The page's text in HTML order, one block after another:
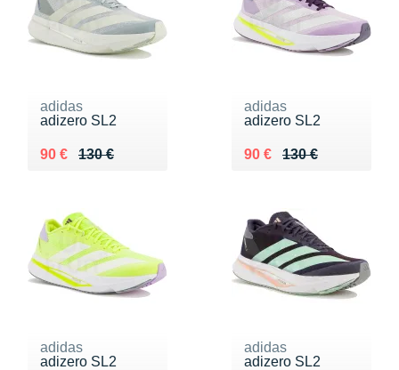
adidas
adizero SL2
130 €
Au lieu de 130 €
90 €
Vendu 90 €
adidas
adizero SL2
130 €
Au lieu de 130 €
90 €
Vendu 90 €
adidas
adizero SL2
adidas
adizero SL2